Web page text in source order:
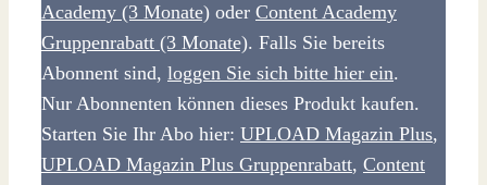
Academy (3 Monate) oder Content Academy
Gruppenrabatt (3 Monate). Falls Sie bereits
Abonnent sind, loggen Sie sich bitte hier ein.
Nur Abonnenten können dieses Produkt kaufen.
Starten Sie Ihr Abo hier: UPLOAD Magazin Plus,
UPLOAD Magazin Plus Gruppenrabatt, Content